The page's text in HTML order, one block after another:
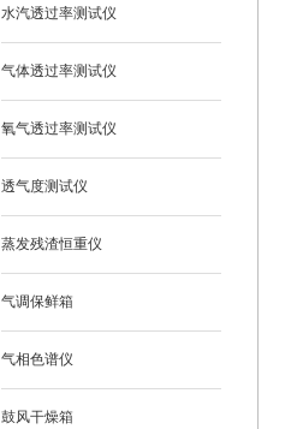
水汽透过率测试仪
气体透过率测试仪
氧气透过率测试仪
透气度测试仪
蒸发残渣恒重仪
气调保鲜箱
气相色谱仪
鼓风干燥箱